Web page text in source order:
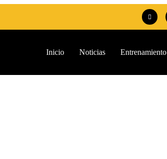
Inicio Noticias Entrenamiento